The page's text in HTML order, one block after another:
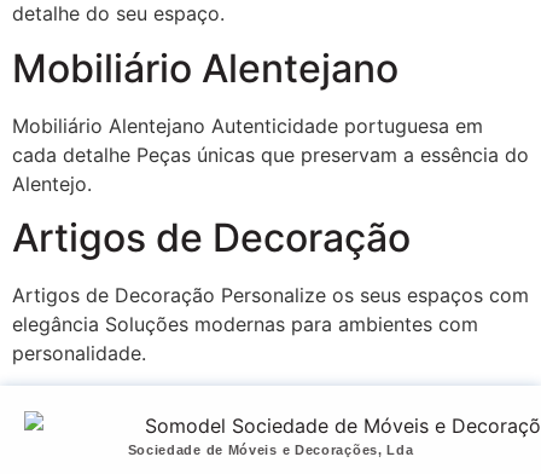
detalhe do seu espaço.
Mobiliário Alentejano
Mobiliário Alentejano Autenticidade portuguesa em
cada detalhe Peças únicas que preservam a essência do
Alentejo.
Artigos de Decoração
Artigos de Decoração Personalize os seus espaços com
elegância Soluções modernas para ambientes com
personalidade.
Sociedade de Móveis e Decorações, Lda